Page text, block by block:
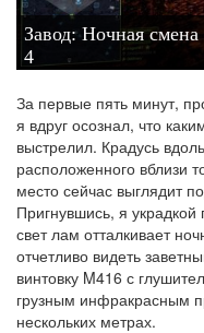
Завод: Ночная
4
За первые пять минут,
я вдруг осознал, что
выстрелил. Крадусь
расположенного вблизи
место сейчас выглядит
Пригнувшись, я
свет лам отталкивает
отчетливо видеть
винтовку M416 с
грузным инфракрасным
нескольких метрах.